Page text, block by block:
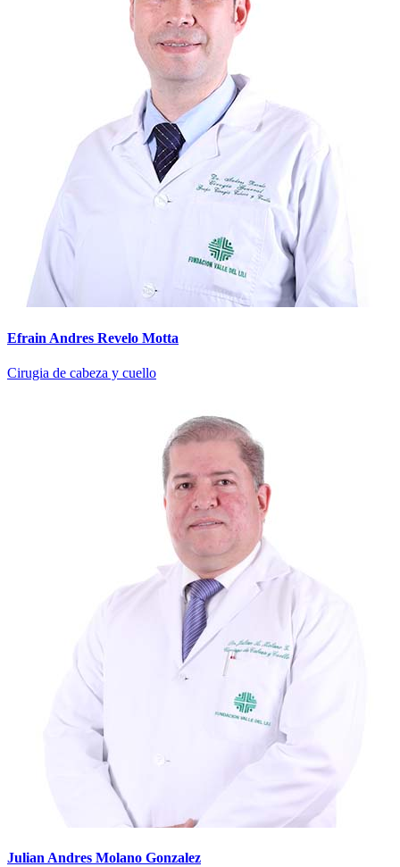
Efrain Andres Revelo Motta
Cirugia de cabeza y cuello
Julian Andres Molano Gonzalez